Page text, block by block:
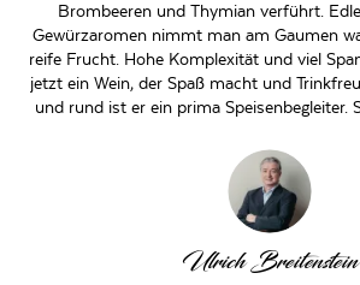
Brombeeren und Thymian verführt.
Gewürzaromen nimmt man am Gaumen
reife Frucht. Hohe Komplexität und viel
jetzt ein Wein, der Spaß macht und
und rund ist er ein prima Speisenbegleiter.
Ulrich Breitenstein